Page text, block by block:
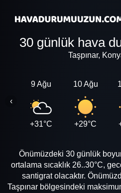
30 günlük hava
Taşpınar,
9 Ağu
+31°C
10 Ağu
+29°C
‹
Önümüzdeki 30 günlük
ortalama sıcaklık 26..30°C,
santigrat olacaktır.
Taşpınar bölgesindeki